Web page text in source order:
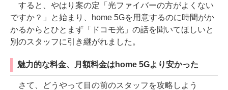
すると、やはり案の定「光ファイバーの方がよくない
ですか？」と始まり、home 5Gを用意するのに時間がか
かるからとひとまず「ドコモ光」の話を聞いてほしいと
別のスタッフに引き継がれました。
魅力的な料金、月額料金はhome 5Gより安かった
さて、どうやって目の前のスタッフを攻略しよう